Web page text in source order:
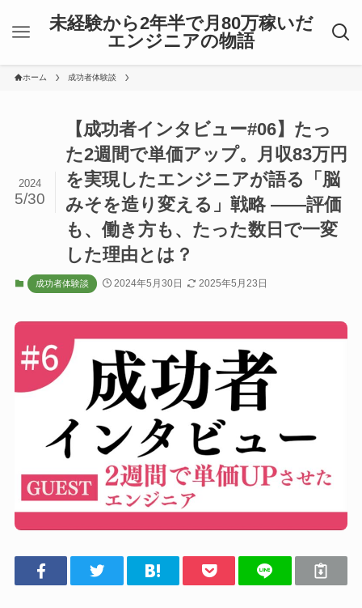
未経験から2年半で月80万稼いだ
エンジニアの物語
ホーム 成功者体験談
【成功者インタビュー#06】たっ
た2週間で単価アップ。月収83万円
を実現したエンジニアが語る「脳
みそを造り変える」戦略 ――評価
も、働き方も、たった数日で一変
した理由とは？
2024
5/30
成功者体験談 2024年5月30日 2025年5月23日